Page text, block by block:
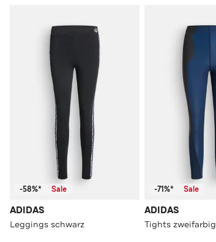
-58%* Sale
ADIDAS
Leggings schwarz
-71%* Sale
ADIDAS
Tights zweifarbig